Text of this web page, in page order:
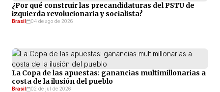
¿Por qué construir las precandidaturas del PSTU de
izquierda revolucionaria y socialista?
Brasil 04 de ago de 2026
La Copa de las apuestas: ganancias multimillonarias a
costa de la ilusión del pueblo
Brasil 02 de jul de 2026